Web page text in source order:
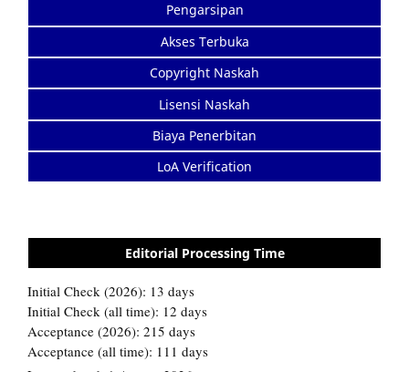
Pengarsipan
Akses Terbuka
Copyright Naskah
Lisensi Naskah
Biaya Penerbitan
LoA Verification
Editorial Processing Time